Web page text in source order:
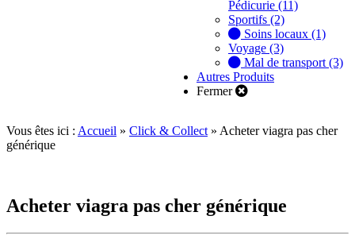
Pédicurie (11)
Sportifs (2)
Soins locaux (1)
Voyage (3)
Mal de transport (3)
Autres Produits
Fermer
Vous êtes ici : Accueil » Click & Collect » Acheter viagra pas cher
générique
Acheter viagra pas cher générique